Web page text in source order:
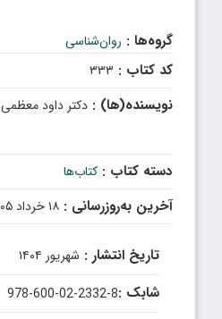
گروه‌ها : روان‌شناسی
کد کتاب : ۳۳۳
نویسنده(ها) : دکتر داود معظمى
دسته کتاب : کتاب‌ها
آخرین به‌روزرسانی : ۱۸ خرداد ۱۴۰۵
تاریخ انتشار : شهریور ۱۴۰۴
شابک :978-600-02-2332-8